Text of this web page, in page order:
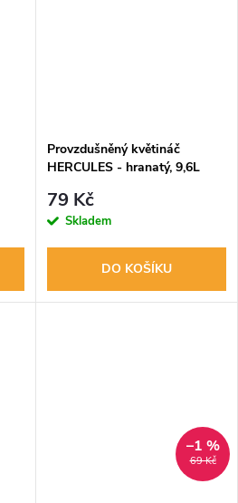
Provzdušněný květináč
HERCULES - hranatý, 9,6L
79 Kč
Skladem
DO KOŠÍKU
69 Kč
–1 %